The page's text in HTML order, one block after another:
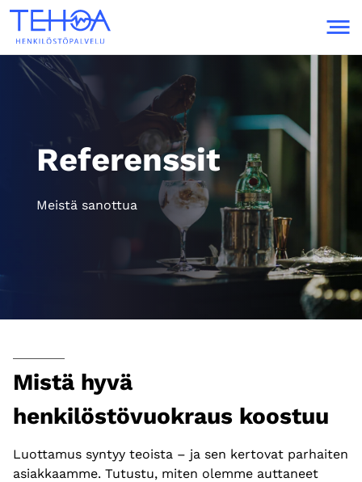
Skip to content
Referenssit
Meistä sanottua
Mistä hyvä
henkilöstövuokraus koostuu
Luottamus syntyy teoista – ja sen kertovat parhaiten
asiakkaamme. Tutustu, miten olemme auttaneet